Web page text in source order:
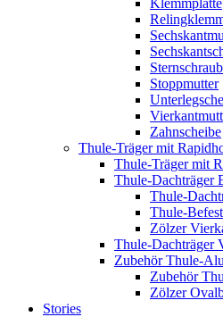
Stoppmutter
Zahnscheibe
Thule-Träger mit
Thule-Träger mit
Thule-Dachträger
Thule-
Thule-
Zölzer
Thule-Dachträger
Zubehör Thule-
Zubehör
Zölzer
Stories